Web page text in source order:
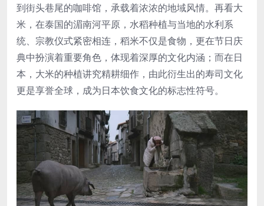
到街头巷尾的咖啡馆，承载着浓浓的地域风情。再看大
米，在泰国的湄南河平原，水稻种植与当地的水利系
统、宗教仪式紧密相连，稻米不仅是食物，更在节日庆
典中扮演着重要角色，体现着深厚的文化内涵；而在日
本，大米的种植讲究精耕细作，由此衍生出的寿司文化
更是享誉全球，成为日本饮食文化的标志性符号。